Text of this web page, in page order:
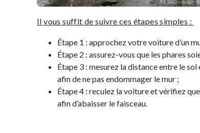
Il vous suffit de suivre ces étapes simples :
Étape 1 : approchez votre voiture d’un
Étape 2 : assurez-vous que les phares
Étape 3 : mesurez la distance entre le
afin de ne pas endommager le mur ;
Étape 4 : reculez la voiture et vérifiez
afin d’abaisser le faisceau.